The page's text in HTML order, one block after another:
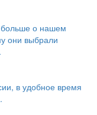
о нашем
они выбрали
в удобное время